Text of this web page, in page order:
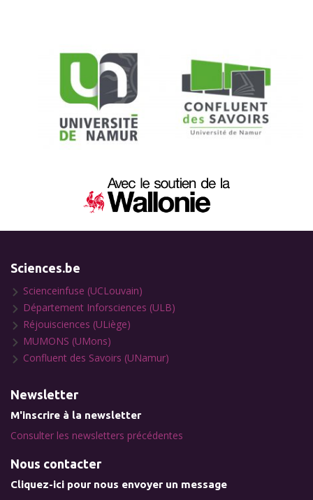
Sciences.be
Scienceinfuse (UCLouvain)
Département Inforsciences (ULB)
Réjouisciences (ULiège)
MUMONS (UMons)
Confluent des Savoirs (UNamur)
Newsletter
M'inscrire à la newsletter
Consulter les newsletters précédentes
Nous contacter
Cliquez-ici pour nous envoyer un message